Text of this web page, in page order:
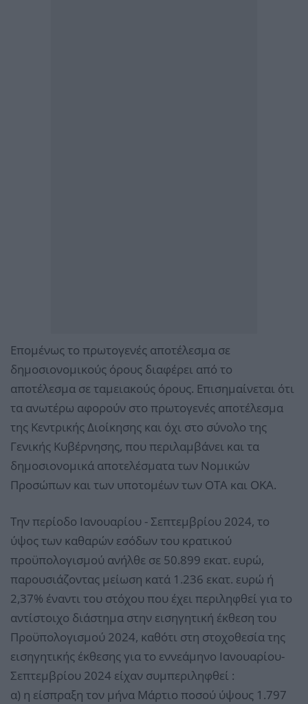
Επομένως το πρωτογενές αποτέλεσμα σε
δημοσιονομικούς όρους διαφέρει από το
αποτέλεσμα σε ταμειακούς όρους. Επισημαίνεται ότι
τα ανωτέρω αφορούν στο πρωτογενές αποτέλεσμα
της Κεντρικής Διοίκησης και όχι στο σύνολο της
Γενικής Κυβέρνησης, που περιλαμβάνει και τα
δημοσιονομικά αποτελέσματα των Νομικών
Προσώπων και των υποτομέων των ΟΤΑ και ΟΚΑ.
Την περίοδο Ιανουαρίου - Σεπτεμβρίου 2024, το
ύψος των καθαρών εσόδων του κρατικού
προϋπολογισμού ανήλθε σε 50.899 εκατ. ευρώ,
παρουσιάζοντας μείωση κατά 1.236 εκατ. ευρώ ή
2,37% έναντι του στόχου που έχει περιληφθεί για το
αντίστοιχο διάστημα στην εισηγητική έκθεση του
Προϋπολογισμού 2024, καθότι στη στοχοθεσία της
εισηγητικής έκθεσης για το εννεάμηνο Ιανουαρίου-
Σεπτεμβρίου 2024 είχαν συμπεριληφθεί :
α) η είσπραξη τον μήνα Μάρτιο ποσού ύψους 1.797